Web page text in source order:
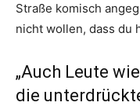
Straße komisch
nicht wollen, dass du
„Auch Leute
die